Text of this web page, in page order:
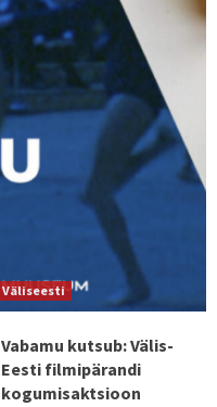
Väliseesti
Vabamu kutsub: Välis-
Eesti filmipärandi
kogumisaktsioon